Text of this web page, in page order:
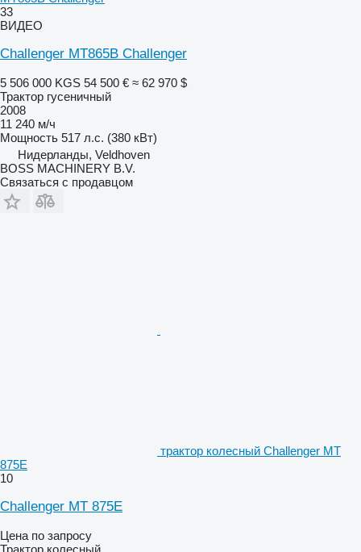
33
ВИДЕО
Challenger MT865B Challenger
5 506 000 KGS 54 500 € ≈ 62 970 $
Трактор гусеничный
2008
11 240 м/ч
Мощность 517 л.с. (380 кВт)
Нидерланды, Veldhoven
BOSS MACHINERY B.V.
Связаться с продавцом
трактор колесный Challenger MT
875E
10
Challenger MT 875E
Цена по запросу
Трактор колесный